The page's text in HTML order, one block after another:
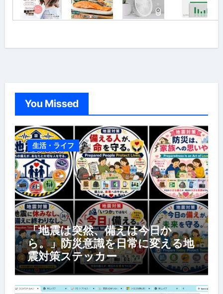
You Missed
生活・ライフ
「地震は突然、備えは今日か
ら。」防災意識を日常に変える地
震対策ステッカー